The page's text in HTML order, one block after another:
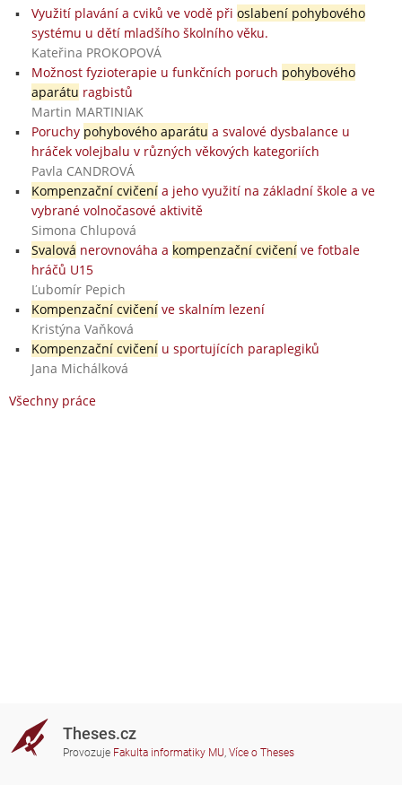
Využití plavání a cviků ve vodě při oslabení pohybového
systému u dětí mladšího školního věku.
Kateřina PROKOPOVÁ
Možnost fyzioterapie u funkčních poruch pohybového
aparátu ragbistů
Martin MARTINIAK
Poruchy pohybového aparátu a svalové dysbalance u
hráček volejbalu v různých věkových kategoriích
Pavla CANDROVÁ
Kompenzační cvičenía jeho využití na základní škole a ve
vybrané volnočasové aktivitě
Simona Chlupová
Svalová nerovnováha a kompenzační cvičeníve fotbale
hráčů U15
Ľubomír Pepich
Kompenzační cvičeníve skalním lezení
Kristýna Vaňková
Kompenzační cvičeníu sportujících paraplegiků
Jana Michálková
Všechny práce
Theses.cz
Provozuje Fakulta informatiky MU, Více o Theses